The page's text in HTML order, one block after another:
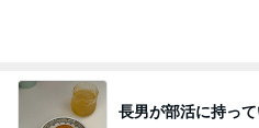
長男が部活に持っ